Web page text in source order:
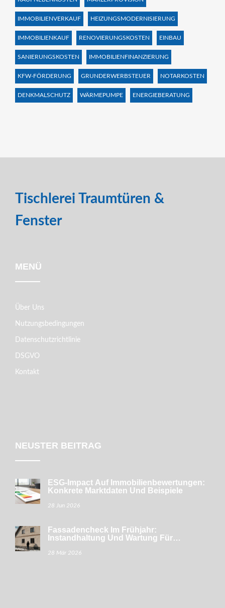
IMMOBILIENVERKAUF HEIZUNGSMODERNISIERUNG
IMMOBILIENKAUF RENOVIERUNGSKOSTEN EINBAU
SANIERUNGSKOSTEN IMMOBILIENFINANZIERUNG
KFW-FÖRDERUNG GRUNDERWERBSTEUER NOTARKOSTEN
DENKMALSCHUTZ WÄRMEPUMPE ENERGIEBERATUNG
Tischlerei Traumtüren &
Fenster
MENÜ
Über Uns
Nutzungsbedingungen
Datenschutzrichtlinie
DSGVO
Kontakt
NEUSTER BEITRAG
ESG-Impact Auf Immobilienbewertungen:
Konkrete Marktdaten Und Beispiele
28 Jun 2026
Fassadencheck Im Frühjahr:
Instandhaltung Und Wartung Für
28 Mär 2026